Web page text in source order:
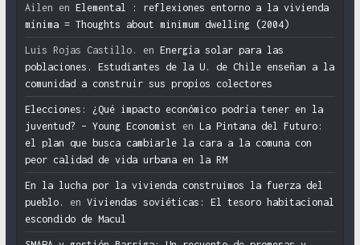
Ailen en Elemental : reflexiones entorno a la vivienda
mínima = Thoughts about minimum dwelling (2004)
Luis Rojas Castillo. en Energía solar para las
poblaciones. Estudiantes de la U. de Chile enseñan a la
comunidad a construir sus propios colectores
Elecciones: ¿Qué impacto económico podría tener en la
juventud? – Young Economist en La Pintana del Futuro:
el plan que busca cambiarle la cara a la comuna con
peor calidad de vida urbana en la RM
En la lucha por la vivienda construimos la fuerza del
pueblo.
en Viviendas soviéticas: El tesoro habitacional
escondido de Macul